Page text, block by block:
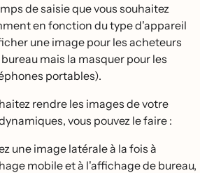
de saisie que vous souhaitez
en fonction du type d'appareil
une image pour les acheteurs
mais la masquer pour les
portables).
rendre les images de votre
vous pouvez le faire :
une image latérale à la fois à
mobile et à l'affichage de bureau,